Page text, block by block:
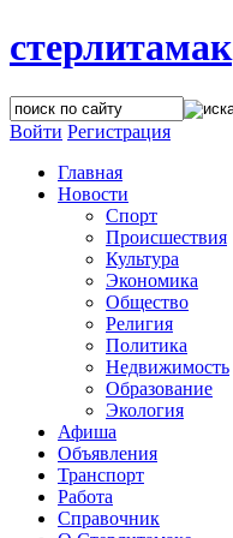
стерлитамак
Войти Регистрация
Главная
Новости
Спорт
Происшествия
Культура
Экономика
Общество
Религия
Политика
Недвижимость
Образование
Экология
Афиша
Объявления
Транспорт
Работа
Справочник